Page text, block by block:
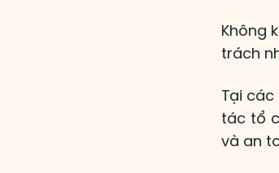
Không
trách
Tại
tác tổ
và an